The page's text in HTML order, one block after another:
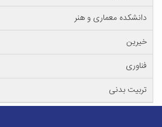
دانشکده معماری و هنر
خیرین
فناوری
تربیت بدنی